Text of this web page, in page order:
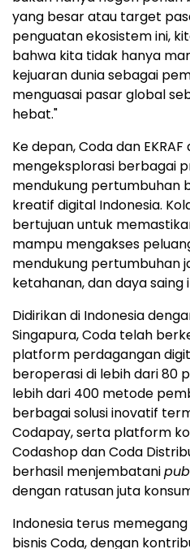
yang besar atau target
penguatan ekosistem ini,
bahwa kita tidak hanya
kejuaran dunia sebagai
menguasai pasar global
hebat."
Ke depan, Coda dan
mengeksplorasi berbagai
mendukung pertumbuhan
kreatif digital Indonesia.
bertujuan untuk
mampu mengakses
mendukung pertumbuhan
ketahanan, dan daya saing
Didirikan di Indonesia
Singapura, Coda telah
platform perdagangan
beroperasi di lebih dari 80
lebih dari 400 metode
berbagai solusi inovatif
Codapay, serta platform
Codashop dan Coda
berhasil menjembatani
dengan ratusan juta
Indonesia terus
bisnis Coda, dengan